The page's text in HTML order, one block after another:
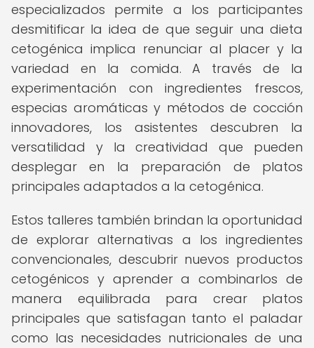
especializados permite a los participantes
desmitificar la idea de que seguir una dieta
cetogénica implica renunciar al placer y la
variedad en la comida. A través de la
experimentación con ingredientes frescos,
especias aromáticas y métodos de cocción
innovadores, los asistentes descubren la
versatilidad y la creatividad que pueden
desplegar en la preparación de platos
principales adaptados a la cetogénica.
Estos talleres también brindan la oportunidad
de explorar alternativas a los ingredientes
convencionales, descubrir nuevos productos
cetogénicos y aprender a combinarlos de
manera equilibrada para crear platos
principales que satisfagan tanto el paladar
como las necesidades nutricionales de una